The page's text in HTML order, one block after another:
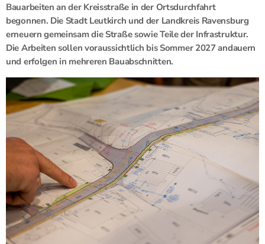
Bauarbeiten an der Kreisstraße in der Ortsdurchfahrt
begonnen. Die Stadt Leutkirch und der Landkreis Ravensburg
erneuern gemeinsam die Straße sowie Teile der Infrastruktur.
Die Arbeiten sollen voraussichtlich bis Sommer 2027 andauern
und erfolgen in mehreren Bauabschnitten.